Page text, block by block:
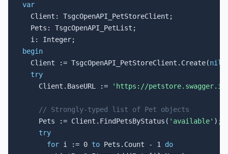
var
Client: TsgcOpenAPI_PetStoreClient;
  Pets: TsgcOpenAPI_PetList;
begin
Client := TsgcOpenAPI_PetStoreClient.Create(nil
try
    Client.BaseURL :=
'https://
// Strongly-typed list of Pet objects
    Pets := Client.FindPetsByStatus(
'available' );
try
for i := 0 to Pets.Count - 1 do